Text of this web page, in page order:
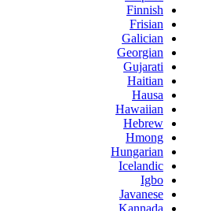
Finnish
Frisian
Galician
Georgian
Gujarati
Haitian
Hausa
Hawaiian
Hebrew
Hmong
Hungarian
Icelandic
Igbo
Javanese